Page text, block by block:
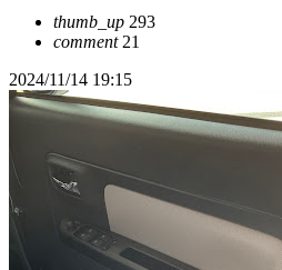
thumb_up 293
comment21
2024/11/14 19:15